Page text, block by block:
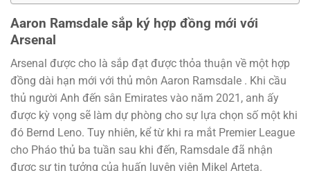
Aaron Ramsdale sắp ký hợp đồng mới với
Arsenal
Arsenal được cho là sắp đạt được thỏa thuận về một hợp
đồng dài hạn mới với thủ môn Aaron Ramsdale . Khi cầu
thủ người Anh đến sân Emirates vào năm 2021, anh ấy
được kỳ vọng sẽ làm dự phòng cho sự lựa chọn số một khi
đó Bernd Leno. Tuy nhiên, kể từ khi ra mắt Premier League
cho Pháo thủ ba tuần sau khi đến, Ramsdale đã nhận
được sự tin tưởng của huấn luyện viên Mikel Arteta.